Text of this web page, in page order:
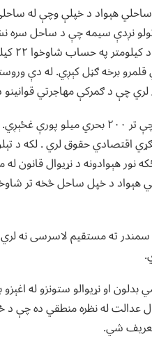
ساحلي هېواد د خپلې وچې له
نږدې سیمه چې د ساحل سره
چې
چې د ګمرکې مهاجرتي
حقوق لري . لکه د
هېوادونه د نړیوال قانون
ته مستقیم لاسرسی نه
او نړیوالو ستونزو له
عدالت له نظره منطقي ده چې
تعریف شي.